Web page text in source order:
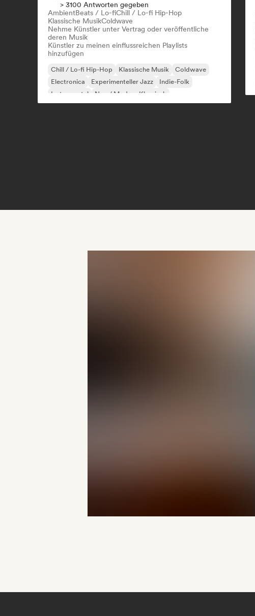
> 3100 Antworten gegeben
AmbientBeats / Lo-fiChill / Lo-fi Hip-Hop
Klassische MusikColdwave
Nehme Künstler unter Vertrag oder veröffentliche
deren Musik
Künstler zu meinen einflussreichen Playlists
hinzufügen
Chill / Lo-fi Hip-Hop Klassische Musik
Coldwave
Electronica
Experimenteller Jazz
Indie-Folk
Instrumental
Neo / Modern Klassisch